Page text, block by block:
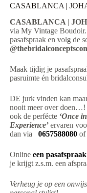
CASABLANCA |
CASABLANCA |
via My Vintage
pasafspraak en volg de
Maak tijdig je
pasruimte én
DE jurk vinden kan
nooit meer over
ook de perfécte ‘Once
Experience’ ervaren
dan via 0657588080 of
Online een
je krijgt z.s.m. een
Verheug je op een